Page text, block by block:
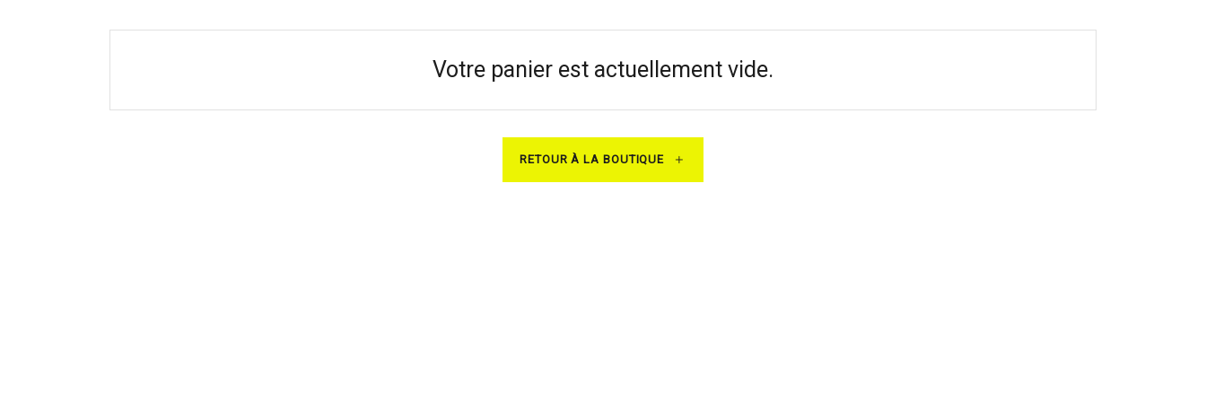
Votre panier est actuellement vide.
RETOUR À LA BOUTIQUE